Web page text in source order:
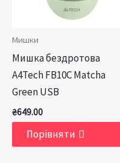
Мишки
Мишка бездротова
A4Tech FB10C Matcha
Green USB
₴649.00
Порівняти